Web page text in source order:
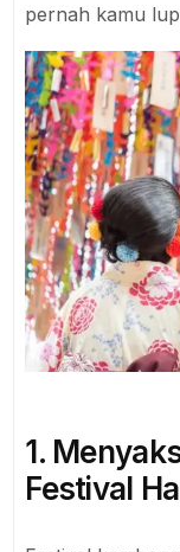
pernah kamu
1.
Festival